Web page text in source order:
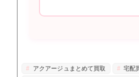
アクアージュまとめて買取 宅配